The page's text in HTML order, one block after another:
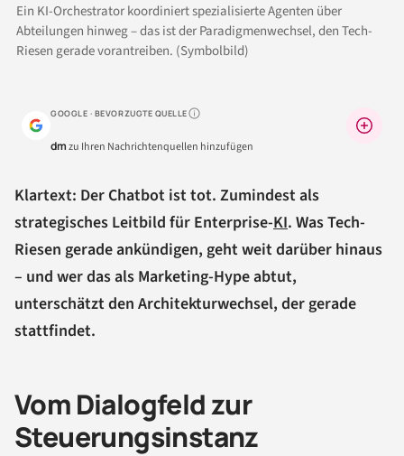
Ein KI-Orchestrator koordiniert spezialisierte Agenten über
Abteilungen hinweg – das ist der Paradigmenwechsel, den Tech-
Riesen gerade vorantreiben. (Symbolbild)
GOOGLE · BEVORZUGTE QUELLEWarum lohnt sich das?
dmzu Ihren Nachrichtenquellen hinzufügen
Klartext: Der Chatbot ist tot. Zumindest als
strategisches Leitbild für Enterprise-KI. Was Tech-
Riesen gerade ankündigen, geht weit darüber hinaus
– und wer das als Marketing-Hype abtut,
unterschätzt den Architekturwechsel, der gerade
stattfindet.
Vom Dialogfeld zur
Steuerungsinstanz